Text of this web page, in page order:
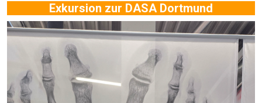
Exkursion zur DASA Dortmund